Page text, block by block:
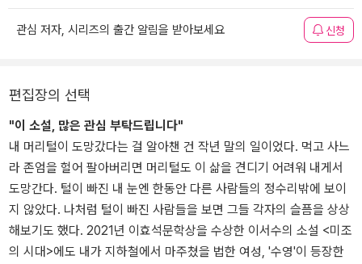
관심 저자, 시리즈의 출간 알림을 받아보세요 신청
편집장의 선택
"이 소설, 많은 관심 부탁드립니다"
내 머리털이 도망갔다는 걸 알아챈 건 작년 말의 일이었다. 먹고 사느
라 존엄을 헐어 팔아버리면 머리털도 이 삶을 견디기 어려워 내게서
도망간다. 털이 빠진 내 눈엔 한동안 다른 사람들의 정수리밖에 보이
지 않았다. 나처럼 털이 빠진 사람들을 보면 그들 각자의 슬픔을 상상
해보기도 했다. 2021년 이효석문학상을 수상한 이서수의 소설 <미조
의 시대>에도 내가 지하철에서 마주쳤을 법한 여성, '수영'이 등장한